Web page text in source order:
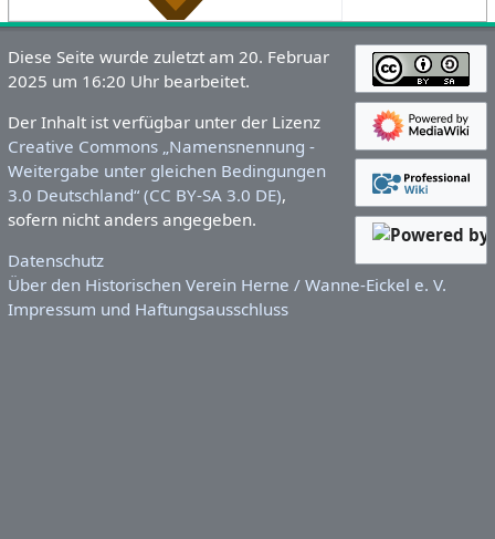
Diese Seite wurde zuletzt am 20. Februar
2025 um 16:20 Uhr bearbeitet.
Der Inhalt ist verfügbar unter der Lizenz
Creative Commons „Namensnennung -
Weitergabe unter gleichen Bedingungen
3.0 Deutschland“ (CC BY-SA 3.0 DE),
sofern nicht anders angegeben.
Datenschutz
Über den Historischen Verein Herne / Wanne-Eickel e. V.
Impressum und Haftungsausschluss